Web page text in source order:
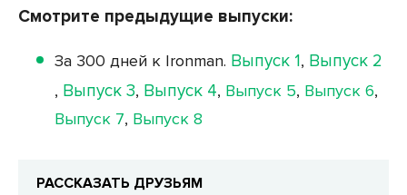
Смотрите предыдущие выпуски:
За 300 дней к Ironman. Выпуск 1, Выпуск 2
, Выпуск 3, Выпуск 4, Выпуск 5, Выпуск 6,
Выпуск 7, Выпуск 8
РАССКАЗАТЬ ДРУЗЬЯМ